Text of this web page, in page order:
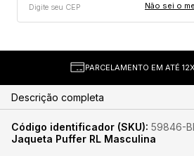
Não sei o
PARCELAMENTO EM ATÉ
Descrição completa
Código identificador (SKU): 59846-
Jaqueta Puffer RL Masculina